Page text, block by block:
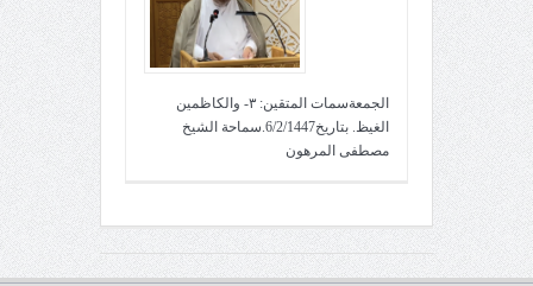
الجمعةسمات المتقين: ٣- والكاظمين
الغيظ. بتاريخ6/2/1447.سماحة الشيخ
مصطفى المرهون